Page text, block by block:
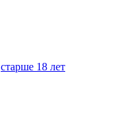
старше 18 лет